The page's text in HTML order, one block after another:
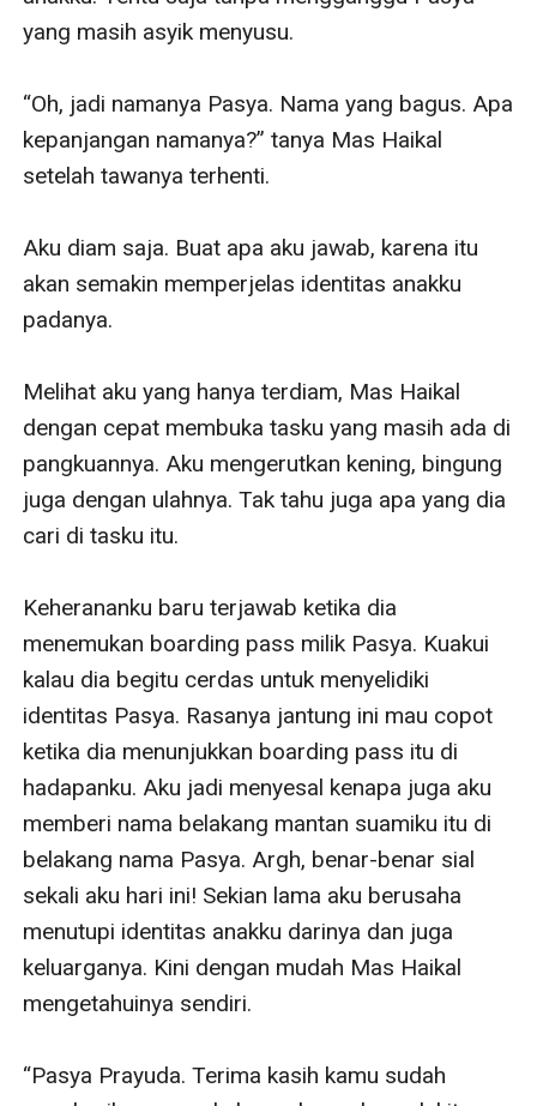
yang masih asyik menyusu.
“Oh, jadi namanya Pasya. Nama yang bagus. Apa
kepanjangan namanya?” tanya Mas Haikal
setelah tawanya terhenti.
Aku diam saja. Buat apa aku jawab, karena itu
akan semakin memperjelas identitas anakku
padanya.
Melihat aku yang hanya terdiam, Mas Haikal
dengan cepat membuka tasku yang masih ada di
pangkuannya. Aku mengerutkan kening, bingung
juga dengan ulahnya. Tak tahu juga apa yang dia
cari di tasku itu.
Keherananku baru terjawab ketika dia
menemukan boarding pass milik Pasya. Kuakui
kalau dia begitu cerdas untuk menyelidiki
identitas Pasya. Rasanya jantung ini mau copot
ketika dia menunjukkan boarding pass itu di
hadapanku. Aku jadi menyesal kenapa juga aku
memberi nama belakang mantan suamiku itu di
belakang nama Pasya. Argh, benar-benar sial
sekali aku hari ini! Sekian lama aku berusaha
menutupi identitas anakku darinya dan juga
keluarganya. Kini dengan mudah Mas Haikal
mengetahuinya sendiri.
“Pasya Prayuda. Terima kasih kamu sudah